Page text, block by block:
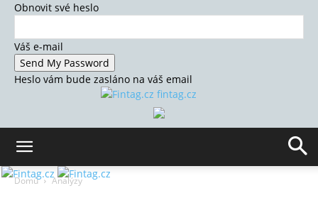
Obnovit své heslo
Váš e-mail
Heslo vám bude zasláno na váš email
fintag.cz
Domů Analýzy